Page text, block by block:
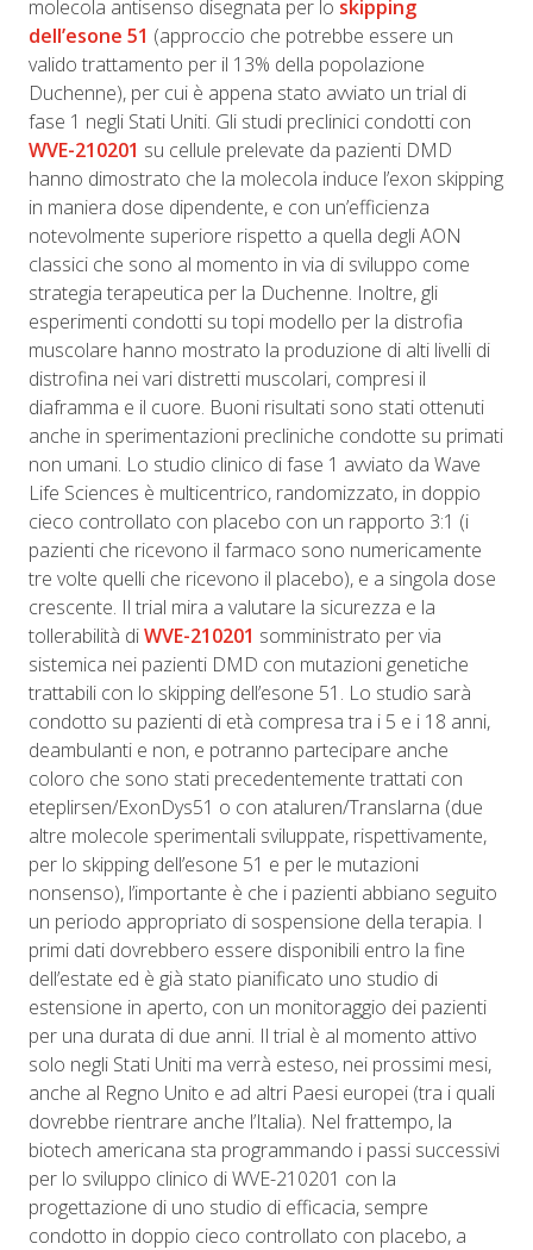
molecola antisenso disegnata per lo skipping
dell’esone 51 (approccio che potrebbe essere un
valido trattamento per il 13% della popolazione
Duchenne), per cui è appena stato avviato un trial di
fase 1 negli Stati Uniti. Gli studi preclinici condotti con
WVE-210201 su cellule prelevate da pazienti DMD
hanno dimostrato che la molecola induce l’exon skipping
in maniera dose dipendente, e con un’efficienza
notevolmente superiore rispetto a quella degli AON
classici che sono al momento in via di sviluppo come
strategia terapeutica per la Duchenne. Inoltre, gli
esperimenti condotti su topi modello per la distrofia
muscolare hanno mostrato la produzione di alti livelli di
distrofina nei vari distretti muscolari, compresi il
diaframma e il cuore. Buoni risultati sono stati ottenuti
anche in sperimentazioni precliniche condotte su primati
non umani. Lo studio clinico di fase 1 avviato da Wave
Life Sciences è multicentrico, randomizzato, in doppio
cieco controllato con placebo con un rapporto 3:1 (i
pazienti che ricevono il farmaco sono numericamente
tre volte quelli che ricevono il placebo), e a singola dose
crescente. Il trial mira a valutare la sicurezza e la
tollerabilità diWVE-210201 somministrato per via
sistemica nei pazienti DMD con mutazioni genetiche
trattabili con lo skipping dell’esone 51. Lo studio sarà
condotto su pazienti di età compresa tra i 5 e i 18 anni,
deambulanti e non, e potranno partecipare anche
coloro che sono stati precedentemente trattati con
eteplirsen/ExonDys51 o con ataluren/Translarna (due
altre molecole sperimentali sviluppate, rispettivamente,
per lo skipping dell’esone 51 e per le mutazioni
nonsenso), l’importante è che i pazienti abbiano seguito
un periodo appropriato di sospensione della terapia. I
primi dati dovrebbero essere disponibili entro la fine
dell’estate ed è già stato pianificato uno studio di
estensione in aperto, con un monitoraggio dei pazienti
per una durata di due anni. Il trial è al momento attivo
solo negli Stati Uniti ma verrà esteso, nei prossimi mesi,
anche al Regno Unito e ad altri Paesi europei (tra i quali
dovrebbe rientrare anche l’Italia). Nel frattempo, la
biotech americana sta programmando i passi successivi
per lo sviluppo clinico diWVE-210201 con la
progettazione di uno studio di efficacia, sempre
condotto in doppio cieco controllato con placebo, a